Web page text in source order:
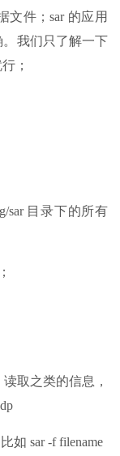
文件；sar 的应用
我们只了解一下
；
sar 目录下的所有
取之类的信息，
如 sar -f filename